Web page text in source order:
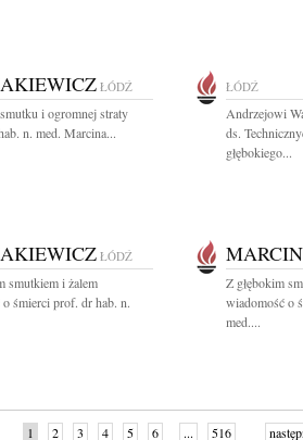
ŁÓDŹ
i ogromnej straty
n. med. Marcina...
ŁÓDŹ
Andrzejowi
ds.
głębokiego...
ŁÓDŹ
smutkiem i żalem
śmierci prof. dr hab. n.
Z głębokim
wiadomość o
med....
1 2 3 4 5 6 ... 516